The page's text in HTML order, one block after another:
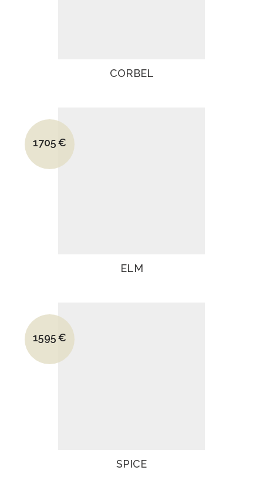
CORBEL
Le prix initial était : 2505€.
1705€
Le prix actuel est : 1705€.
ELM
Le prix initial était : 2410€.
1595€
Le prix actuel est : 1595€.
SPICE